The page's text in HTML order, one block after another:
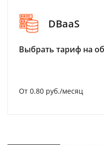
DBaaS
Выбрать тариф на
От 0.80 руб./месяц